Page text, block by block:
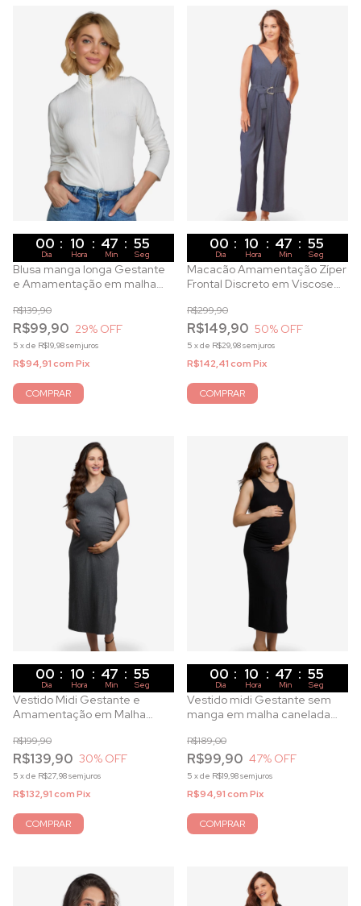
00 : 10 : 47 : 53
Dia Hora Min Seg
Blusa manga longa Gestante
e Amamentação em malha
R$99,90
R$139,90
29% OFF
5 xde R$19,98sem juros
R$94,91comPix
COMPRAR
00 : 10 : 47 : 53
Dia Hora Min Seg
Macacão Amamentação Zíper
Frontal Discreto em Viscose
R$149,90
R$299,90
50% OFF
5 xde R$29,98sem juros
R$142,41comPix
COMPRAR
00 : 10 : 47 : 53
Dia Hora Min Seg
Vestido Midi Gestante e
Amamentação em Malha
R$139,90
R$199,90
30% OFF
5 xde R$27,98sem juros
R$132,91comPix
COMPRAR
00 : 10 : 47 : 53
Dia Hora Min Seg
Vestido midi Gestante sem
manga em malha canelada
R$99,90
R$189,00
47% OFF
5 xde R$19,98sem juros
R$94,91comPix
COMPRAR